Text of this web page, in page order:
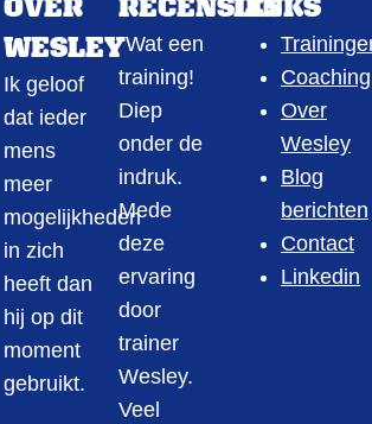
OVER
WESLEY
Ik geloof
dat ieder
mens
meer
mogelijkheden
in zich
heeft dan
hij op dit
moment
gebruikt.
RECENSIES
"Wat een
training!
Diep
onder de
indruk.
Mede
deze
ervaring
door
trainer
Wesley.
Veel
LINKS
Coaching
Over
Wesley
Blog
berichten
Contact
Linkedin